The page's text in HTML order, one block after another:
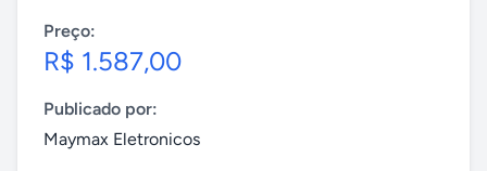
Preço:
R$ 1.587,00
Publicado por:
Maymax Eletronicos